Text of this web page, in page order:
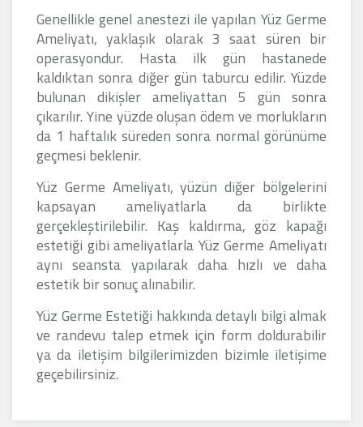
Genellikle genel anestezi ile yapılan Yüz Germe
Ameliyatı, yaklaşık olarak 3 saat süren bir
operasyondur. Hasta ilk gün hastanede
kaldıktan sonra diğer gün taburcu edilir. Yüzde
bulunan dikişler ameliyattan 5 gün sonra
çıkarılır. Yine yüzde oluşan ödem ve morlukların
da 1 haftalık süreden sonra normal görünüme
geçmesi beklenir.
Yüz Germe Ameliyatı, yüzün diğer bölgelerini
kapsayan ameliyatlarla da birlikte
gerçekleştirilebilir. Kaş kaldırma, göz kapağı
estetiği gibi ameliyatlarla Yüz Germe Ameliyatı
aynı seansta yapılarak daha hızlı ve daha
estetik bir sonuç alınabilir.
Yüz Germe Estetiği hakkında detaylı bilgi almak
ve randevu talep etmek için form doldurabilir
ya da iletişim bilgilerimizden bizimle iletişime
geçebilirsiniz.